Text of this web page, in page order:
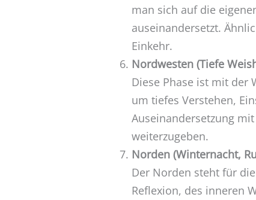
man sich auf die
auseinandersetzt.
Einkehr.
Nordwesten (Tiefe
Diese Phase ist mit der
um tiefes Verstehen,
Auseinandersetzung
weiterzugeben.
Norden (Winternacht,
Der Norden steht für
Reflexion, des inneren